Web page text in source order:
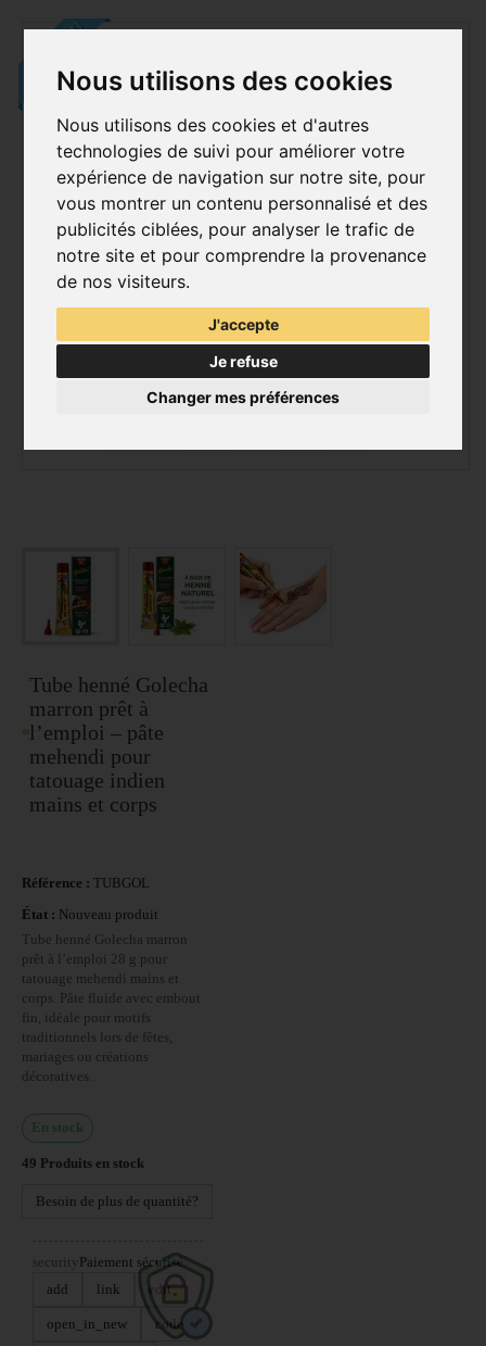
Nous utilisons des cookies
Nous utilisons des cookies et d'autres
technologies de suivi pour améliorer votre
expérience de navigation sur notre site, pour
vous montrer un contenu personnalisé et des
publicités ciblées, pour analyser le trafic de
notre site et pour comprendre la provenance
de nos visiteurs.
J'accepte
Je refuse
Changer mes préférences
NOUVEAU
Tube henné Golecha
marron prêt à
l’emploi – pâte
mehendi pour
tatouage indien
mains et corps
Référence : TUBGOL
État : Nouveau produit
Tube henné Golecha marron
prêt à l’emploi 28 g pour
tatouage mehendi mains et
corps. Pâte fluide avec embout
fin, idéale pour motifs
traditionnels lors de fêtes,
mariages ou créations
décoratives.
En stock
49 Produits en stock
Besoin de plus de quantité?
security Paiement sécurisé
add
link edit
open_in_new code